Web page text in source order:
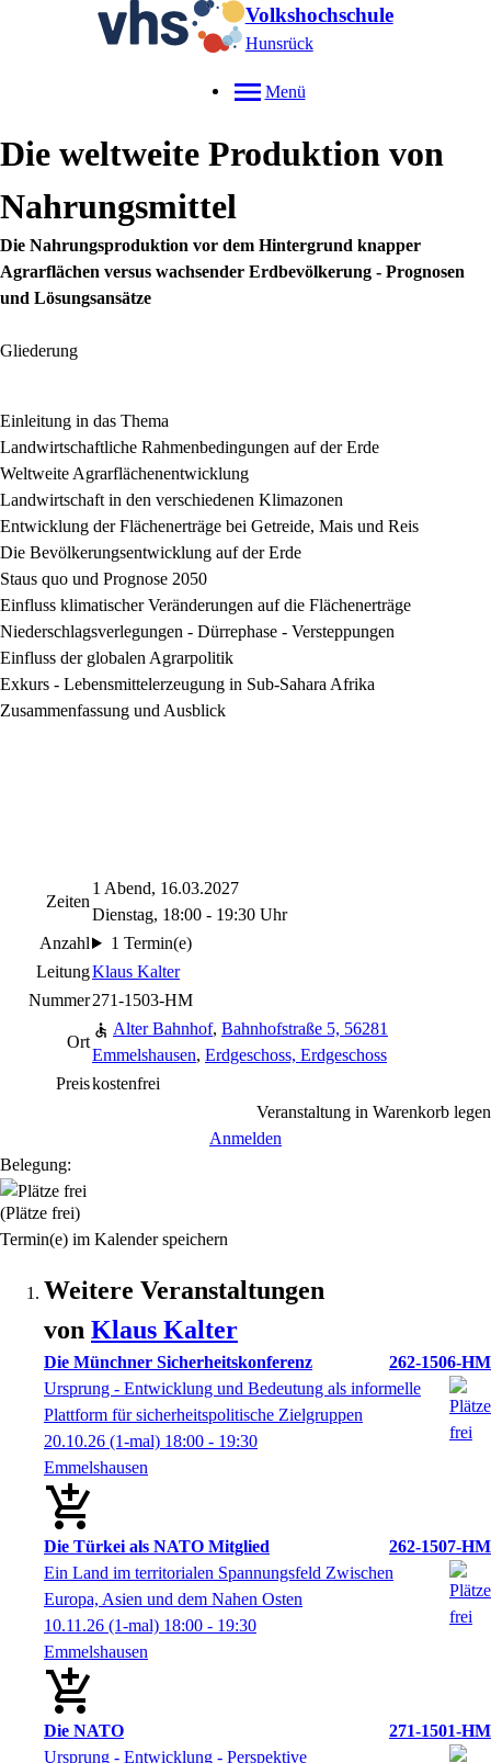
Volkshochschule
Hunsrück
Menü
Die weltweite Produktion von
Nahrungsmittel
Die Nahrungsproduktion vor dem Hintergrund knapper
Agrarflächen versus wachsender Erdbevölkerung - Prognosen
und Lösungsansätze
Gliederung
Einleitung in das Thema
Landwirtschaftliche Rahmenbedingungen auf der Erde
Weltweite Agrarflächenentwicklung
Landwirtschaft in den verschiedenen Klimazonen
Entwicklung der Flächenerträge bei Getreide, Mais und Reis
Die Bevölkerungsentwicklung auf der Erde
Staus quo und Prognose 2050
Einfluss klimatischer Veränderungen auf die Flächenerträge
Niederschlagsverlegungen - Dürrephase - Versteppungen
Einfluss der globalen Agrarpolitik
Exkurs - Lebensmittelerzeugung in Sub-Sahara Afrika
Zusammenfassung und Ausblick
Zeiten
1 Abend, 16.03.2027
Dienstag, 18:00 - 19:30 Uhr
Anzahl
1 Termin(e)
LeitungKlaus Kalter
Nummer271-1503-HM
Ort
Alter Bahnhof, Bahnhofstraße 5, 56281
Emmelshausen, Erdgeschoss, Erdgeschoss
Preiskostenfrei
Veranstaltung in Warenkorb legen
Anmelden
Belegung:
(Plätze frei)
Termin(e) im Kalender speichern
Weitere Veranstaltungen
von Klaus Kalter
Die Münchner Sicherheitskonferenz
262-1506-HM
Ursprung - Entwicklung und Bedeutung als informelle
Plattform für sicherheitspolitische Zielgruppen
20.10.26 (1-mal) 18:00 - 19:30
Emmelshausen
Die Türkei als NATO Mitglied
262-1507-HM
Ein Land im territorialen Spannungsfeld Zwischen
Europa, Asien und dem Nahen Osten
10.11.26 (1-mal) 18:00 - 19:30
Emmelshausen
Die NATO
271-1501-HM
Ursprung - Entwicklung - Perspektive